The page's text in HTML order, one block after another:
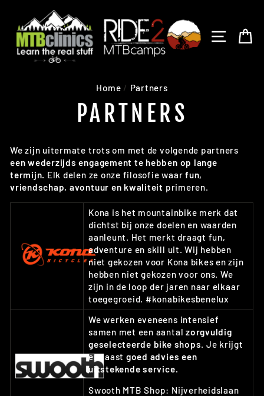
content
SITE
Home / Partners
PARTNERS
We zijn uitermate trots om met de volgende partners
een wederzijds engagement te hebben op lange
termijn. Elk delen ze onze filosofie waarfun,
vriendschap, avontuur en kwaliteit primeren.
Kona is het mountainbike merk dat
dichtst bij onze doelen en waarden
aanleunt. Het merkt draagt fun,
adventure en skill uit. Wij hebben
niet gekozen voor Kona bikes en zijn
hebben niet gekozen voor ons. We
zijn in de loop der jaren naar elkaar
toegegroeid. #konabikesbenelux
We werken eveneens intensief
samen met een aantalzorgvuldig
geselecteerde bike shops. Je krijgt
er naast goed advies een
uitstekende service.
Swooth MTB Shop: Nijverheidslaan